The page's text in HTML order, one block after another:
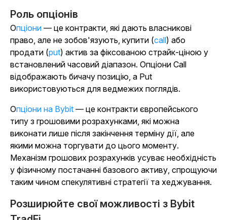
Роль опціонів
Опціони — це контракти, які дають власникові
право, але не зобов'язують, купити (call) або
продати (put) актив за фіксованою страйк-ціною у
встановлений часовий діапазон. Опціони Call
відображають бичачу позицію, а Put
використовуються для ведмежих поглядів.
Опціони на Bybit — це контракти європейського
типу з грошовими розрахунками, які можна
виконати лише після закінчення терміну дії, але
якими можна торгувати до цього моменту.
Механізм грошових розрахунків усуває необхідність
у фізичному постачанні базового активу, спрощуючи
таким чином спекулятивні стратегії та хеджування.
Розширюйте свої можливості з Bybit